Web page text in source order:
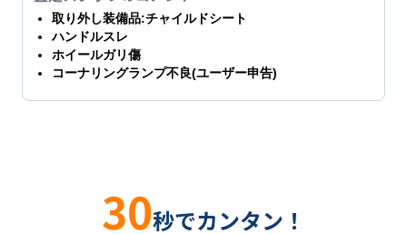
取り外し装備品:チャイルドシート
ハンドルスレ
ホイールガリ傷
コーナリングランプ不良(ユーザー申告)
30秒でカンタン！